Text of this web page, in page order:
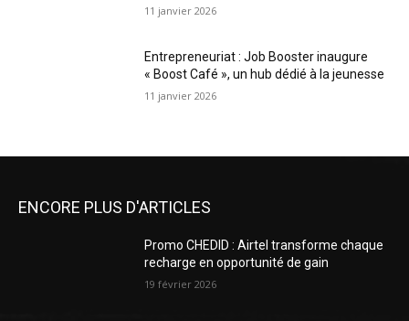
11 janvier 2026
Entrepreneuriat : Job Booster inaugure
« Boost Café », un hub dédié à la jeunesse
11 janvier 2026
ENCORE PLUS D'ARTICLES
Promo CHEDID : Airtel transforme chaque
recharge en opportunité de gain
19 février 2026